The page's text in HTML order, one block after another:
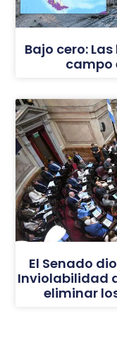
Bajo cero:
campo
El Senado
Inviolabilidad
eliminar